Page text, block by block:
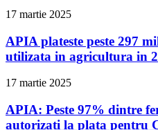
17 martie 2025
APIA plateste peste 297
utilizata in agricultura in
17 martie 2025
APIA: Peste 97% dintre
autorizati la plata pentru